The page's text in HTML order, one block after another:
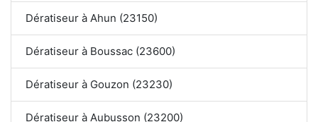
Dératiseur à Ahun (23150)
Dératiseur à Boussac (23600)
Dératiseur à Gouzon (23230)
Dératiseur à Aubusson (23200)